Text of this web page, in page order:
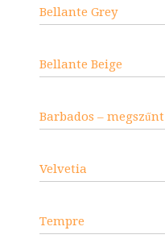
Bellante Grey
Bellante Beige
Barbados – megszűnt
Velvetia
Tempre